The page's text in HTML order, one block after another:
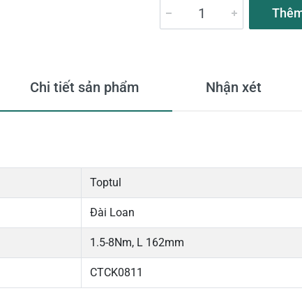
Chi tiết sản phẩm Nhận xét
Toptul
Đài Loan
1.5-8Nm, L 162mm
CTCK0811